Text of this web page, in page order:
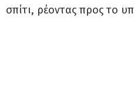
σπίτι, ρέοντας προς το